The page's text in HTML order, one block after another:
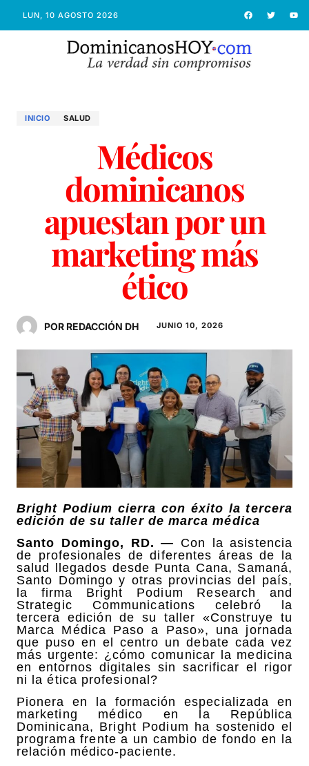
LUN, 10 AGOSTO 2026
INICIO SALUD
Médicos
dominicanos
apuestan por un
marketing más
ético
POR REDACCIÓN DH JUNIO 10, 2026
Bright Podium cierra con éxito la tercera
edición de su taller de marca médica
Santo Domingo, RD. — Con la asistencia
de profesionales de diferentes áreas de la
salud llegados desde Punta Cana, Samaná,
Santo Domingo y otras provincias del país,
la firma Bright Podium Research and
Strategic Communications celebró la
tercera edición de su taller «Construye tu
Marca Médica Paso a Paso», una jornada
que puso en el centro un debate cada vez
más urgente: ¿cómo comunicar la medicina
en entornos digitales sin sacrificar el rigor
ni la ética profesional?
Pionera en la formación especializada en
marketing médico en la República
Dominicana, Bright Podium ha sostenido el
programa frente a un cambio de fondo en la
relación médico-paciente.